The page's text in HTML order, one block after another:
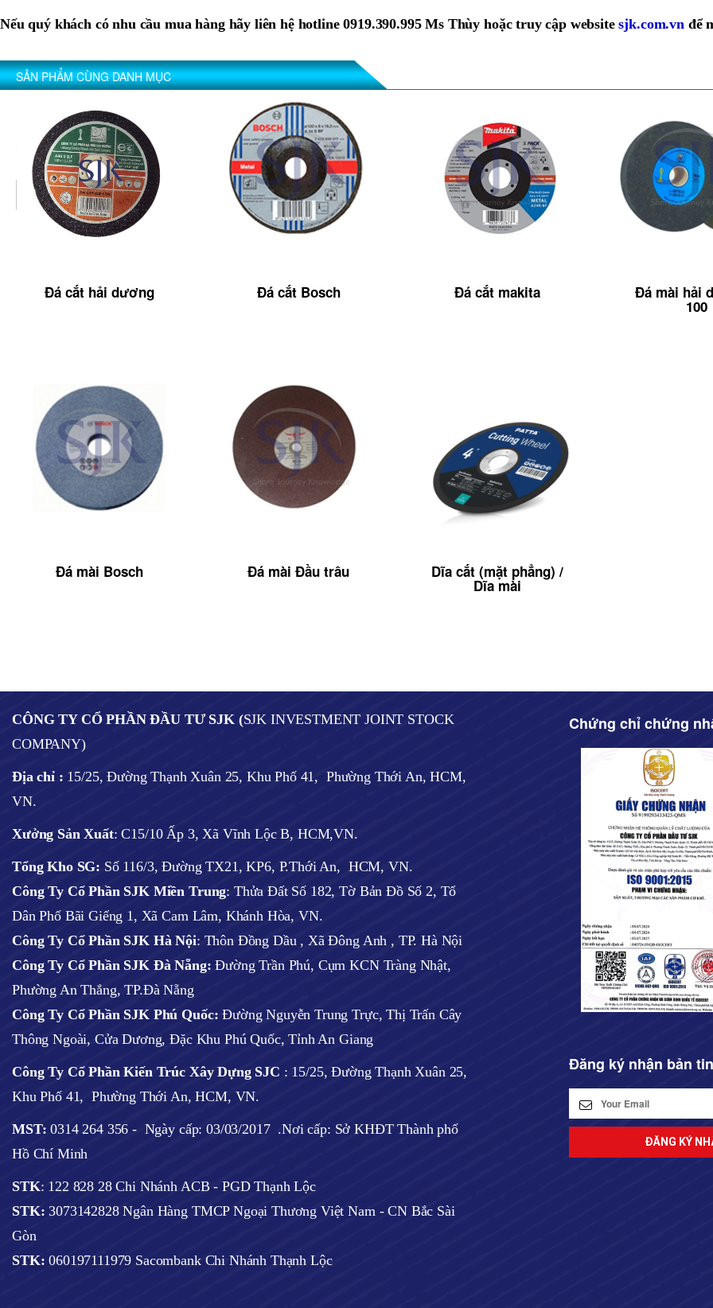
Nếu quý khách có nhu cầu mua hàng hãy liên hệ hotline 0919.390.995 Ms Thùy hoặc truy cập websitesjk.com.vn để
SẢN PHẨM CÙNG DANH MỤC
Đá cắt hải dương Đá cắt Bosch Đá cắt makita Đá mài hải
100
Đá mài Bosch Đá mài Đầu trâu Dĩa cắt (mặt phẳng) /
Dĩa mài
CÔNG TY CỔ PHẦN ĐẦU TƯ SJK (SJK INVESTMENT JOINT STOCK
COMPANY)
Địa chỉ : 15/25, Đường Thạnh Xuân 25, Khu Phố 41, Phường Thới An, HCM,
VN.
Xưởng Sản Xuất: C15/10 Ấp 3, Xã Vĩnh Lộc B, HCM,VN.
Tổng Kho SG: Số 116/3, Đường TX21, KP6, P.Thới An, HCM, VN.
Công Ty Cổ Phần SJK Miền Trung: Thửa Đất Số 182, Tờ Bản Đồ Số 2, Tổ
Dân Phố Bãi Giếng 1, Xã Cam Lâm, Khánh Hòa, VN.
Công Ty Cổ Phần SJK Hà Nội: Thôn Đồng Dầu , Xã Đông Anh , TP. Hà Nội
Công Ty Cổ Phần SJK Đà Nẵng: Đường Trần Phú, Cụm KCN Tràng Nhật,
Phường An Thắng, TP.Đà Nẵng
Công Ty Cổ Phần SJK Phú Quốc: Đường Nguyễn Trung Trực, Thị Trấn Cây
Thông Ngoài, Cửa Dương, Đặc Khu Phú Quốc, Tỉnh An Giang
Công Ty Cổ Phần Kiến Trúc Xây Dựng SJC : 15/25, Đường Thạnh Xuân 25,
Khu Phố 41, Phường Thới An, HCM, VN.
MST:0314 264 356 - Ngày cấp: 03/03/2017 .Nơi cấp: Sở KHĐT Thành phố
Hồ Chí Minh
STK: 122 828 28 Chi Nhánh ACB - PGD Thạnh Lộc
STK: 3073142828 Ngân Hàng TMCP Ngoại Thương Việt Nam - CN Bắc Sài
Gòn
STK:060197111979 Sacombank Chi Nhánh Thạnh Lộc
Chứng chỉ chứng
Đăng ký nhận bản tin